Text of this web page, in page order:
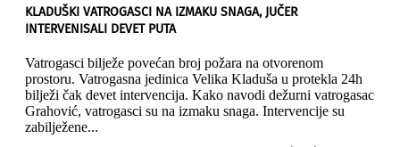
KLADUŠKI VATROGASCI NA IZMAKU SNAGA, JUČER
INTERVENISALI DEVET PUTA
Vatrogasci bilježe povećan broj požara na otvorenom
prostoru. Vatrogasna jedinica Velika Kladuša u protekla 24h
bilježi čak devet intervencija. Kako navodi dežurni vatrogasac
Grahović, vatrogasci su na izmaku snaga. Intervencije su
zabilježene...